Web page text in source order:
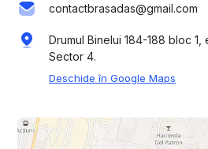
contactbrasadas@gmail.com
Drumul Binelui 184-188 bloc 1,
Sector 4.
Deschide în Google Maps